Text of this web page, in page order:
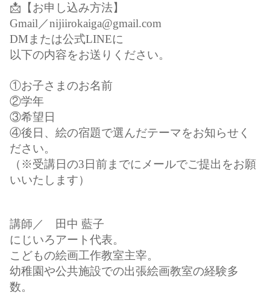
📩【お申し込み方法】
Gmail／nijiirokaiga@gmail.com
DMまたは公式LINEに
以下の内容をお送りください。
①お子さまのお名前
②学年
③希望日
④後日、絵の宿題で選んだテーマをお知らせく
ださい。
（※受講日の3日前までにメールでご提出をお願
いいたします）
講師／ 田中 藍子
にじいろアート代表。
こどもの絵画工作教室主宰。
幼稚園や公共施設での出張絵画教室の経験多
数。